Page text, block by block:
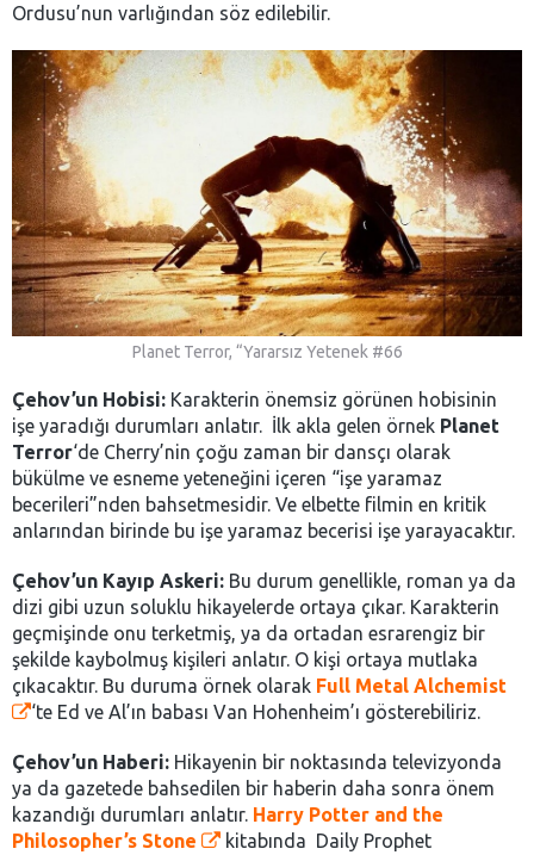
Ordusu’nun varlığından söz edilebilir.
Planet Terror, “Yararsız Yetenek #66
Çehov’un Hobisi: Karakterin önemsiz görünen hobisinin
işe yaradığı durumları anlatır. İlk akla gelen örnek Planet
Terror‘de Cherry’nin çoğu zaman bir dansçı olarak
bükülme ve esneme yeteneğini içeren “işe yaramaz
becerileri”nden bahsetmesidir. Ve elbette filmin en kritik
anlarından birinde bu işe yaramaz becerisi işe yarayacaktır.
Çehov’un Kayıp Askeri: Bu durum genellikle, roman ya da
dizi gibi uzun soluklu hikayelerde ortaya çıkar. Karakterin
geçmişinde onu terketmiş, ya da ortadan esrarengiz bir
şekilde kaybolmuş kişileri anlatır. O kişi ortaya mutlaka
çıkacaktır. Bu duruma örnek olarak Full Metal Alchemist
‘te Ed ve Al’ın babası Van Hohenheim’ı gösterebiliriz.
Çehov’un Haberi: Hikayenin bir noktasında televizyonda
ya da gazetede bahsedilen bir haberin daha sonra önem
kazandığı durumları anlatır. Harry Potter and the
Philosopher’s Stone
kitabında Daily Prophet